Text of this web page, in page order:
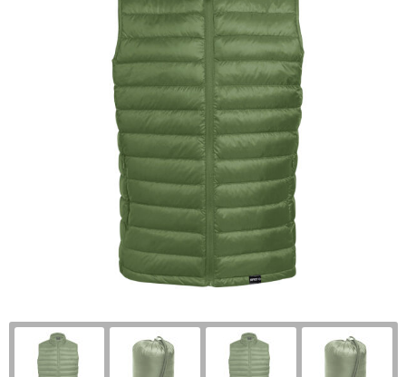
Tassen en reizen
Beurs en evenementen
Bloemen en planten